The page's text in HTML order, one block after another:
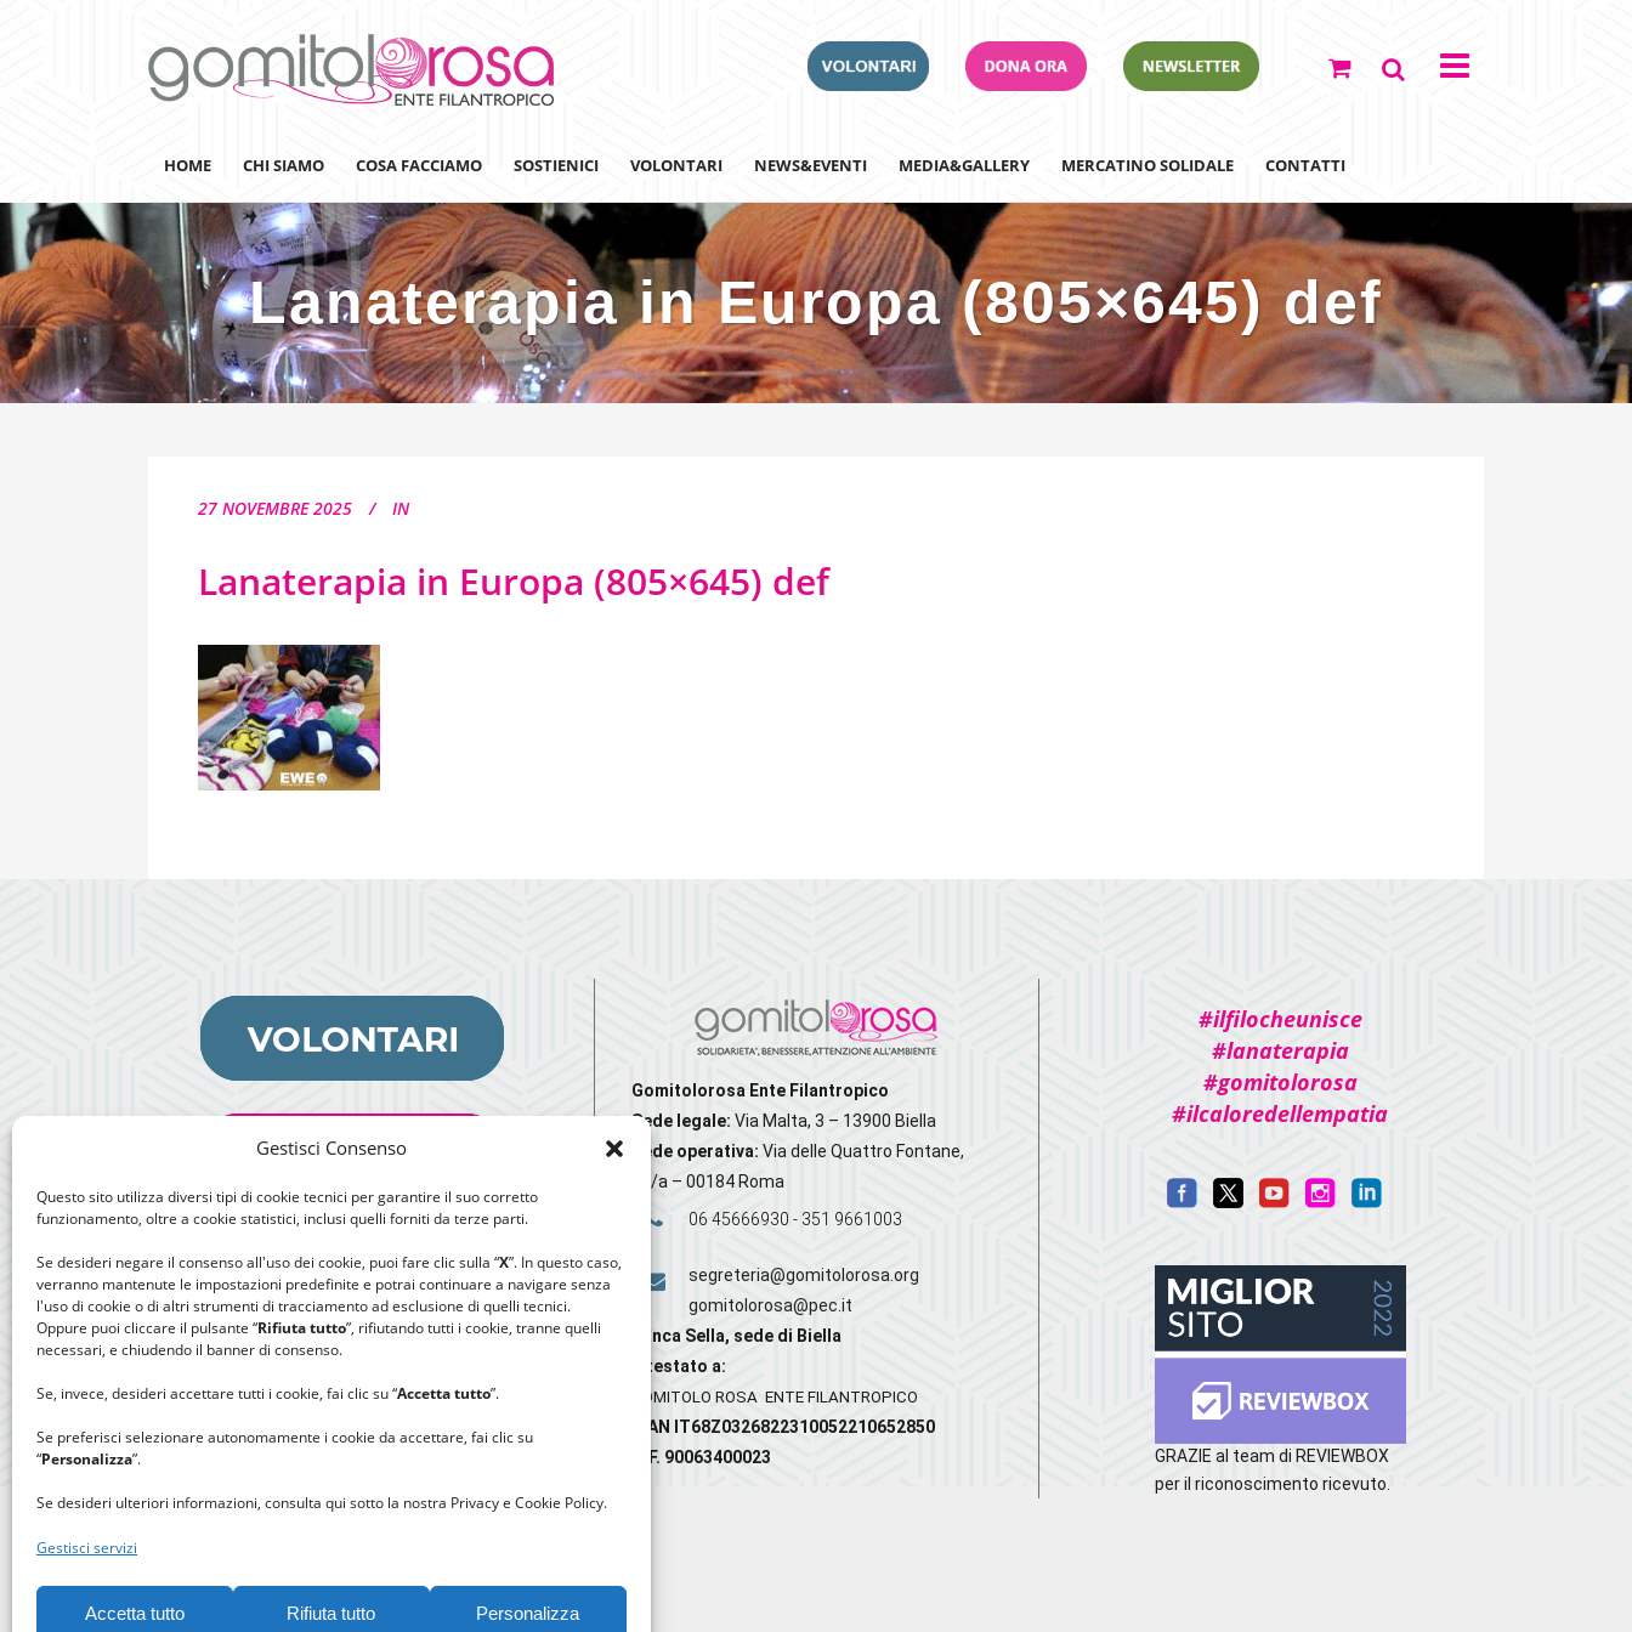
Gestisci Consenso
Questo sito utilizza diversi tipi di cookie tecnici per garantire il suo corretto
funzionamento, oltre a cookie statistici, inclusi quelli forniti da terze parti.
Se desideri negare il consenso all'uso dei cookie, puoi fare clic sulla “X”. In questo caso,
verranno mantenute le impostazioni predefinite e potrai continuare a navigare senza
l'uso di cookie o di altri strumenti di tracciamento ad esclusione di quelli tecnici.
Oppure puoi cliccare il pulsante “Rifiuta tutto”, rifiutando tutti i cookie, tranne quelli
necessari, e chiudendo il banner di consenso.
Se, invece, desideri accettare tutti i cookie, fai clic su “Accetta tutto”.
Se preferisci selezionare autonomamente i cookie da accettare, fai clic su
“Personalizza”.
Se desideri ulteriori informazioni, consulta qui sotto la nostra Privacy e Cookie Policy.
Gestisci servizi
Accetta tutto Rifiuta tutto Personalizza
HOME CHI SIAMO COSA FACCIAMO
Lanaterapia
Ricerca
Sensibilizzazione
Gomitolorosa4ARTS
SOSTIENICI
Adotta un Ospedale
Team Building
VOLONTARI NEWS&EVENTI MEDIA&GALLERY MERCATINO SOLIDALE CONTATTI
Lanaterapia in Europa (805×645) def
27 NOVEMBRE 2025 IN
Lanaterapia in Europa (805×645) def
Gomitolorosa Ente Filantropico
Sede legale: Via Malta, 3 – 13900 Biella
Sede operativa: Via delle Quattro Fontane,
20/a – 00184 Roma
06 45666930 - 351 9661003
segreteria@gomitolorosa.org
gomitolorosa@pec.it
Banca Sella, sede di Biella
Intestato a:
GOMITOLO ROSA ENTE FILANTROPICO
IBAN IT68Z0326822310052210652850
C.F. 90063400023
#ilfilocheunisce
#lanaterapia
#gomitolorosa
#ilcaloredellempatia
GRAZIE al team di REVIEWBOX
per il riconoscimento ricevuto.